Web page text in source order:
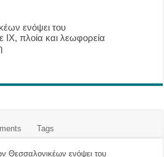
ενόψει του
πλοία και λεωφορεία
Tags
Θεσσαλονικέων ενόψει του